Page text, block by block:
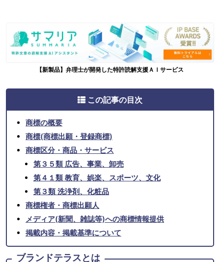
【新製品】弁理士が開発した特許読解支援ＡＩサービス
この記事の目次
商標の概要
商標(商標出願・登録商標)
商標区分・商品・サービス
第３５類 広告、事業、卸売
第４１類 教育、娯楽、スポーツ、文化
第３類 洗浄剤、化粧品
商標権者・商標出願人
メディア(新聞、雑誌等)への商標情報提供
掲載内容・掲載基準について
ブランドテラスとは